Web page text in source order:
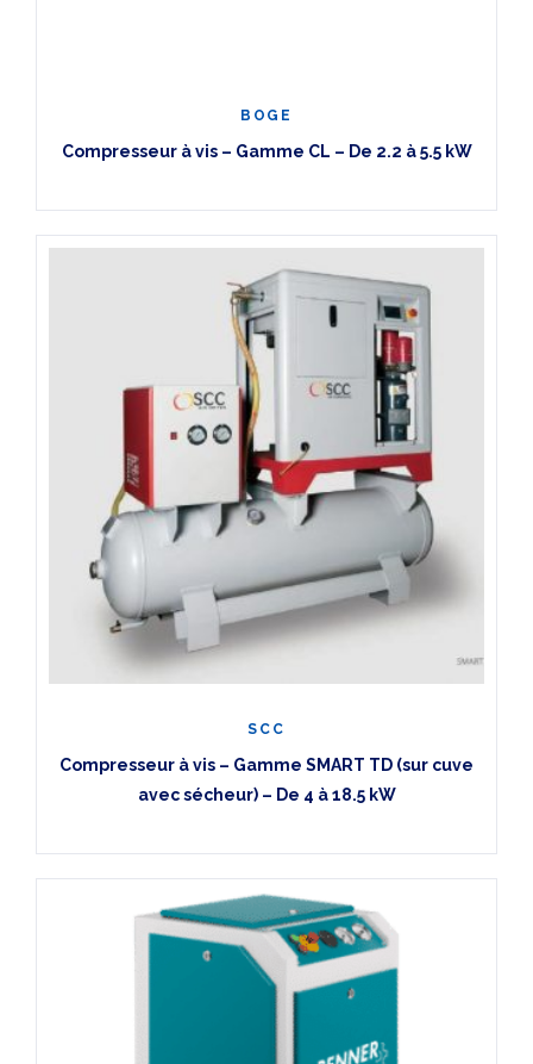
BOGE
Compresseur à vis – Gamme CL – De 2.2 à 5.5 kW
SCC
Compresseur à vis – Gamme SMART TD (sur cuve
avec sécheur) – De 4 à 18.5 kW